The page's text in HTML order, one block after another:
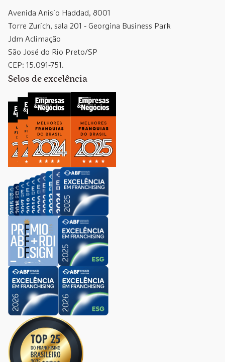
Avenida Anisio Haddad, 8001
Torre Zurich, sala 201 - Georgina Business Park
Jdm Aclimação
São José do Rio Preto/SP
CEP: 15.091-751.
Selos de excelência